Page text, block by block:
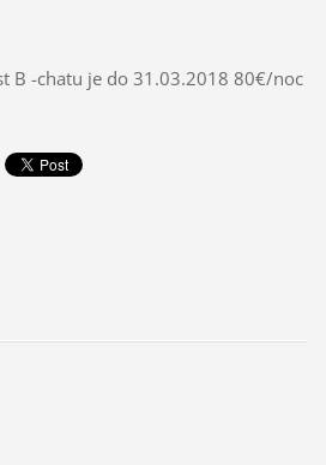
B -chatu je do 31.03.2018 80€/noc